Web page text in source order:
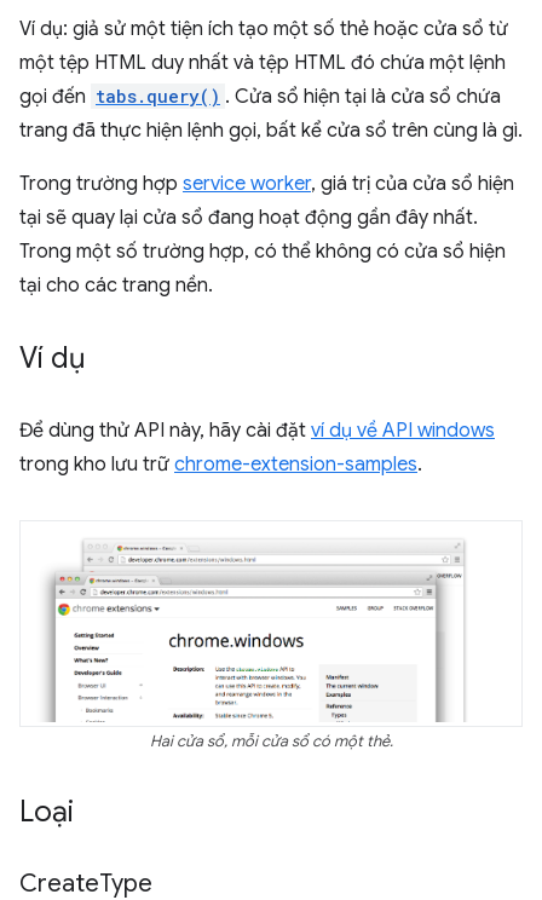
Ví dụ: giả sử một tiện ích tạo một số thẻ hoặc cửa sổ từ
một tệp HTML duy nhất và tệp HTML đó chứa một lệnh
gọi đến tabs.query() . Cửa sổ hiện tại là cửa sổ chứa
trang đã thực hiện lệnh gọi, bất kể cửa sổ trên cùng là gì.
Trong trường hợp service worker, giá trị của cửa sổ hiện
tại sẽ quay lại cửa sổ đang hoạt động gần đây nhất.
Trong một số trường hợp, có thể không có cửa sổ hiện
tại cho các trang nền.
Ví dụ
Để dùng thử API này, hãy cài đặt ví dụ về API windows
trong kho lưu trữ chrome-extension-samples.
Hai cửa sổ, mỗi cửa sổ có một thẻ.
Loại
CreateType